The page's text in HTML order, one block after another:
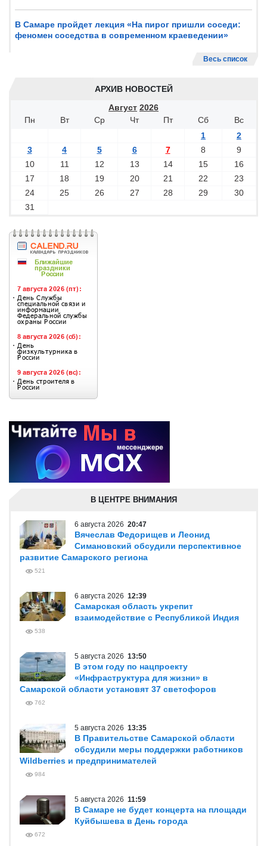
В Самаре пройдет лекция «На пирог пришли соседи:
феномен соседства в современном краеведении»
Весь список
АРХИВ НОВОСТЕЙ
Август 2026
Пн
Вт Ср Чт Пт Сб
Вс
1
2
3
4 5 6 7 8
9
10
11 12 13 14 15
16
17
18 19 20 21 22
23
24
25 26 27 28 29
30
31
В ЦЕНТРЕ ВНИМАНИЯ
6 августа 2026 20:47
Вячеслав Федорищев и Леонид
Симановский обсудили перспективное
развитие Самарского региона
521
6 августа 2026 12:39
Самарская область укрепит
взаимодействие с Республикой Индия
538
5 августа 2026 13:50
В этом году по нацпроекту
«Инфраструктура для жизни» в
Самарской области установят 37 светофоров
762
5 августа 2026 13:35
В Правительстве Самарской области
обсудили меры поддержки работников
Wildberries и предпринимателей
984
5 августа 2026 11:59
В Самаре не будет концерта на площади
Куйбышева в День города
672